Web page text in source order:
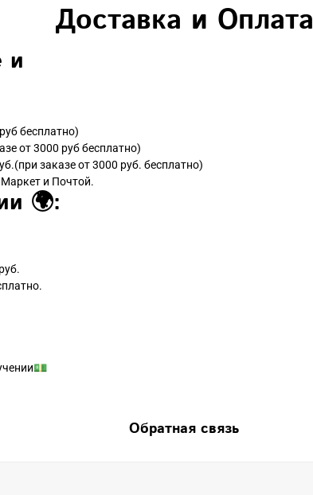
Доставка и Оплата
и
бесплатно)
от 3000 руб бесплатно)
заказе от 3000 руб. бесплатно)
Маркет и Почтой.
🌍:
Обратная связь